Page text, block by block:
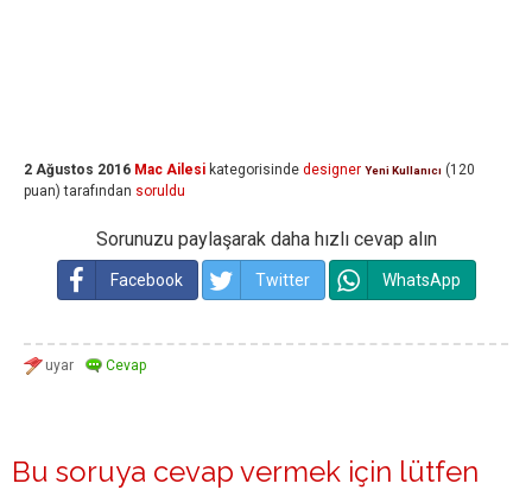
2 Ağustos 2016 Mac Ailesi kategorisinde designer Yeni Kullanıcı (120
puan) tarafından soruldu
Sorunuzu paylaşarak daha hızlı cevap alın
Facebook Twitter WhatsApp
Bu soruya cevap vermek için lütfen